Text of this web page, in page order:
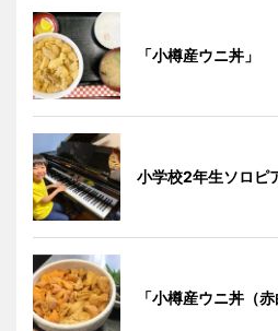
「小樽産ウニ丼」
小学校2年生ソロピ
「小樽産ウニ丼（赤